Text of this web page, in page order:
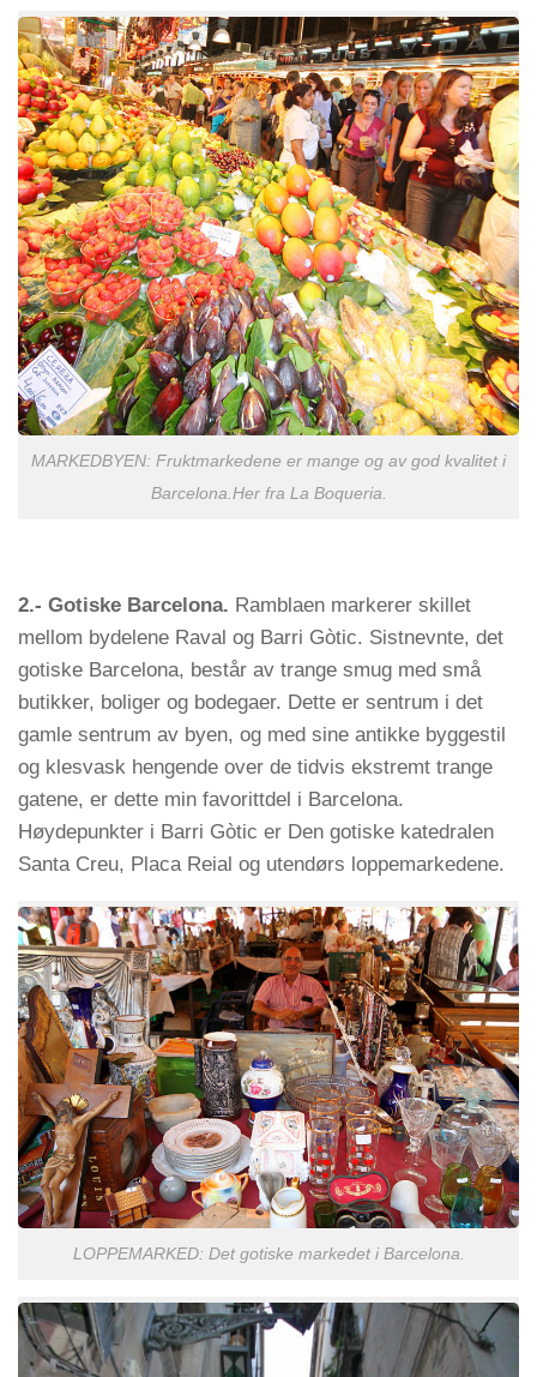
MARKEDBYEN: Fruktmarkedene er mange og av god kvalitet i
Barcelona.Her fra La Boqueria.
2.- Gotiske Barcelona. Ramblaen markerer skillet
mellom bydelene Raval og Barri Gòtic. Sistnevnte, det
gotiske Barcelona, består av trange smug med små
butikker, boliger og bodegaer. Dette er sentrum i det
gamle sentrum av byen, og med sine antikke byggestil
og klesvask hengende over de tidvis ekstremt trange
gatene, er dette min favorittdel i Barcelona.
Høydepunkter i Barri Gòtic er Den gotiske katedralen
Santa Creu, Placa Reial og utendørs loppemarkedene.
LOPPEMARKED: Det gotiske markedet i Barcelona.